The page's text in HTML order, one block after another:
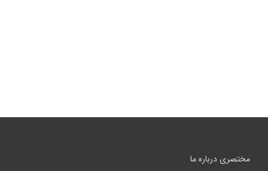
مختصری درباره ما